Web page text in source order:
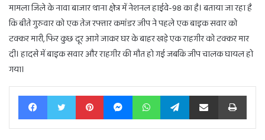
मामला जिले के नावा बाजार थाना क्षेत्र में नेशनल हाईवे-98 का है। बताया जा रहा है
कि बीते गुरुवार को एक तेज रफ्तार कमांडर जीप ने पहले एक बाइक सवार को
टक्कर मारी, फिर कुछ दूर आगे जाकर घर के बाहर खड़े एक राहगीर को टक्कर मार
दी। हादसे में बाइक सवार और राहगीर की मौत हो गई जबकि जीप चालक घायल हो
गया।
FacebookTwitter PinterestMessengerWhatsAppTelegramShare via Email Print